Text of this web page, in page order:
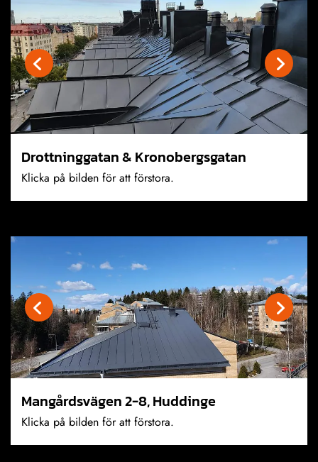
Drottninggatan & Kronobergsgatan
Klicka på bilden för att förstora.
Mangårdsvägen 2-8, Huddinge
Klicka på bilden för att förstora.